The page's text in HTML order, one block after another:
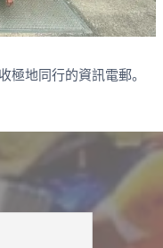
極地同行的資訊電郵。